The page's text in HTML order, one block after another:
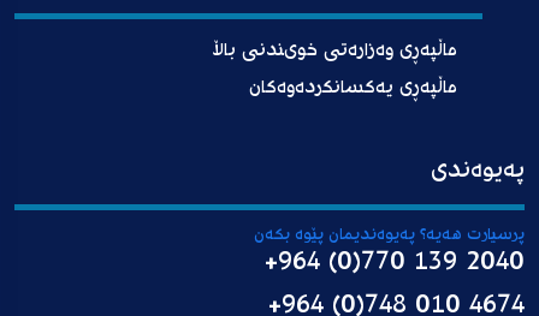
ماڵپەڕی وەزارەتی خوىندنی باڵا
ماڵپەڕی یەکسانکردەوەکان
پەیوەندی
پرسیارت هەیە؟ پەیوەندیمان پێوە بکەن
+964 (0)770 139 2040
+964 (0)748 010 4674